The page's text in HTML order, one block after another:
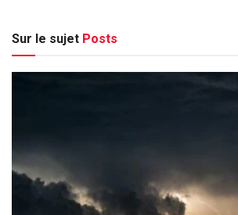
Sur le sujet Posts